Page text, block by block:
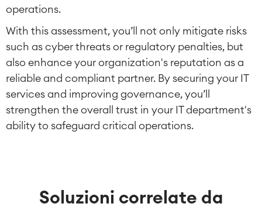
operations.
With this assessment, you’ll not only mitigate risks
such as cyber threats or regulatory penalties, but
also enhance your organization's reputation as a
reliable and compliant partner. By securing your IT
services and improving governance, you’ll
strengthen the overall trust in your IT department's
ability to safeguard critical operations.
Soluzioni correlate da